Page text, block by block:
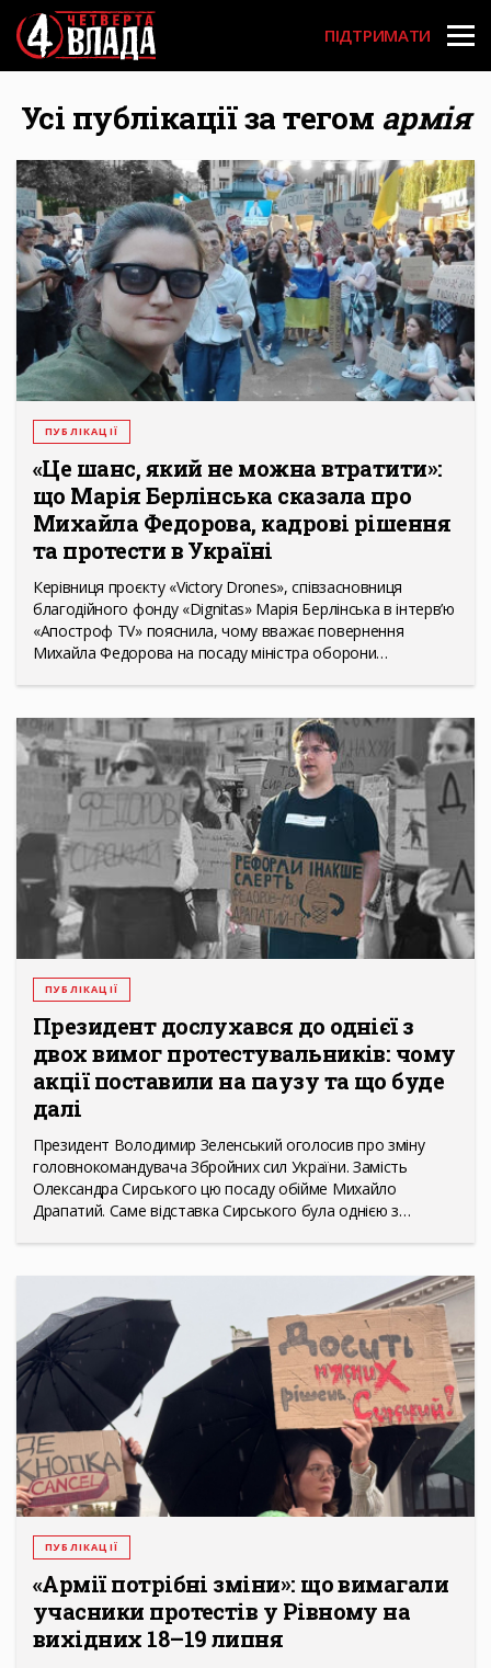
Перейти
до
основного
вмісту
User
account
menu
ПІДТРИМАТИ
Усі публікації за тегом армія
ПУБЛІКАЦІЇ
«Це шанс, який не можна втратити»:
що Марія Берлінська сказала про
Михайла Федорова, кадрові рішення
та протести в Україні
Керівниця проєкту «Victory Drones», співзасновниця
благодійного фонду «Dignitas» Марія Берлінська в інтерв’ю
«Апостроф TV» пояснила, чому вважає повернення
Михайла Федорова на посаду міністра оборони…
ПУБЛІКАЦІЇ
Президент дослухався до однієї з
двох вимог протестувальників: чому
акції поставили на паузу та що буде
далі
Президент Володимир Зеленський оголосив про зміну
головнокомандувача Збройних сил України. Замість
Олександра Сирського цю посаду обійме Михайло
Драпатий. Саме відставка Сирського була однією з…
ПУБЛІКАЦІЇ
«Армії потрібні зміни»: що вимагали
учасники протестів у Рівному на
вихідних 18–19 липня